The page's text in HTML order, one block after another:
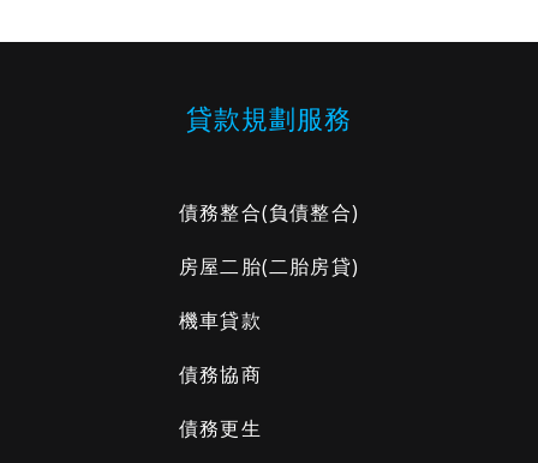
貸款規劃服務
債務整合(負債整合)
房屋二胎(二胎房貸)
機車貸款
債務協商
債務更生